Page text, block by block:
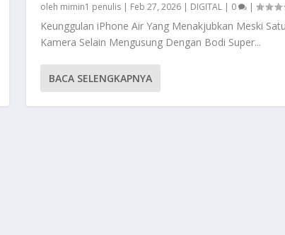
oleh mimin1 penulis| Feb 27, 2026| DIGITAL| 0 |
Keunggulan iPhone Air Yang Menakjubkan Meski Satu
Kamera Selain Mengusung Dengan Bodi Super...
BACA SELENGKAPNYA